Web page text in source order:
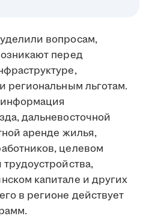
вопросам,
перед
региональным льготам.
дальневосточной
аренде жилья,
целевом
капитале и других
в регионе действует